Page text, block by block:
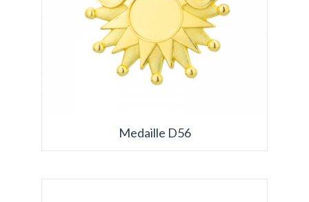
Medaille D56